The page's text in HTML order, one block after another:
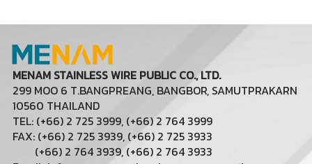
MENAM STAINLESS WIRE PUBLIC CO., LTD.
299 MOO 6 T.BANGPREANG, BANGBOR, SAMUTPRAKARN
10560 THAILAND
TEL: (+66) 2 725 3999, (+66) 2 764 3999
FAX: (+66) 2 725 3939, (+66) 2 725 3933
(+66) 2 764 3939, (+66) 2 764 3933